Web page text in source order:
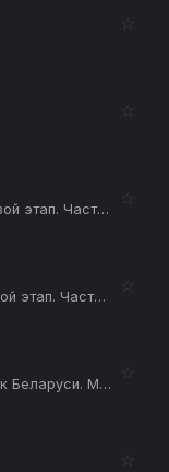
☆
☆
Снукер. Viju Snooker Cup Групповой этап. Часть 10. Группа A. Группа B. Анастасия Нечаева - Андрей Карасов. Диана Миронова - Сергей Луцкер (12+)
☆
Снукер Viju Snooker Cup Групповой этап. Часть 3. Группа А: Алексей Корень - Арсений Королев. Группа B: Иван Каковский - Артем Истомин (12+)
☆
Легкая атлетика. Открытый Кубок Беларуси. Минск (12+)
☆
☆